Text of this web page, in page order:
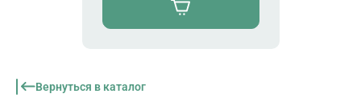
Вернуться в каталог